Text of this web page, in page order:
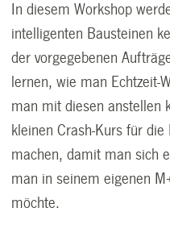
In diesem Workshop
intelligenten Bausteinen
der vorgegebenen
lernen, wie man Echtzeit-
man mit diesen anstellen
kleinen Crash-Kurs für
machen, damit man sich
man in seinem eigenen
möchte.